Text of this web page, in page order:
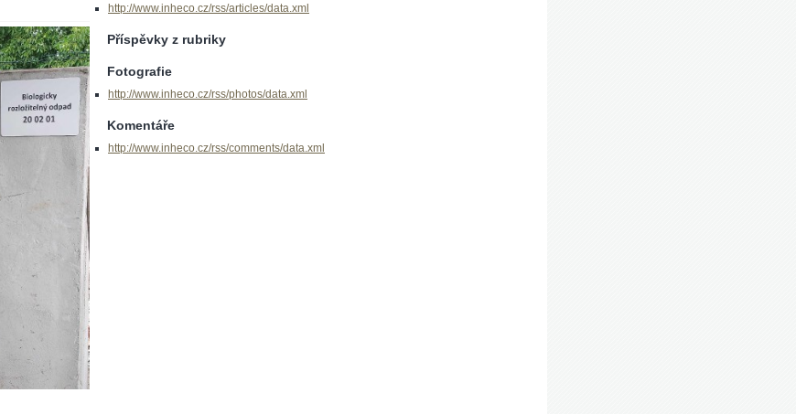
http://www.inheco.cz/rss/articles/data.xml
Příspěvky z rubriky
Fotografie
http://www.inheco.cz/rss/photos/data.xml
Komentáře
http://www.inheco.cz/rss/comments/data.xml